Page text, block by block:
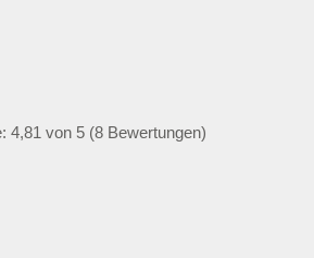
4,81 von 5 (8 Bewertungen)